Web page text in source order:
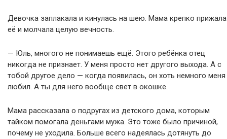
Девочка заплакала и кинулась на шею. Мама крепко прижала
её и молчала целую вечность.
— Юль, многого не понимаешь ещё. Этого ребёнка отец
никогда не признает. У меня просто нет другого выхода. А с
тобой другое дело — когда появилась, он хоть немного меня
любил. А ты для него вообще свет в окошке.
Мама рассказала о подругах из детского дома, которым
тайком помогала деньгами мужа. Это тоже было причиной,
почему не уходила. Больше всего надеялась дотянуть до